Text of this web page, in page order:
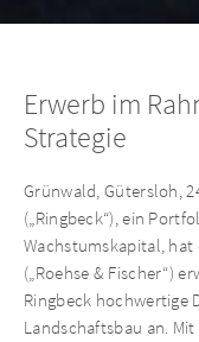
Erwerb im
Strategie
Grünwald, Gütersloh,
(„Ringbeck“), ein
Wachstumskapital, hat
(„Roehse & Fischer“)
Ringbeck hochwertige
Landschaftsbau an.